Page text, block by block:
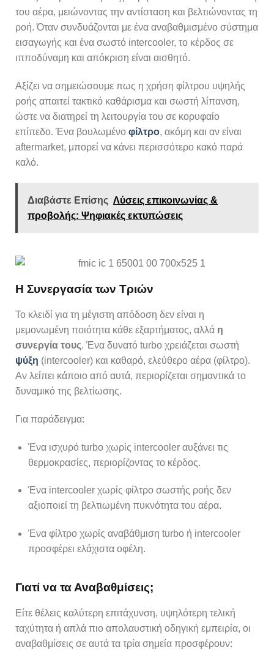
του αέρα, μειώνοντας την αντίσταση και βελτιώνοντας τη
ροή. Όταν συνδυάζονται με ένα αναβαθμισμένο σύστημα
εισαγωγής και ένα σωστό intercooler, το κέρδος σε
ιπποδύναμη και απόκριση είναι αισθητό.
Αξίζει να σημειώσουμε πως η χρήση φίλτρου υψηλής
ροής απαιτεί τακτικό καθάρισμα και σωστή λίπανση,
ώστε να διατηρεί τη λειτουργία του σε κορυφαίο
επίπεδο. Ένα βουλωμένο φίλτρο, ακόμη και αν είναι
aftermarket, μπορεί να κάνει περισσότερο κακό παρά
καλό.
Διαβάστε Επίσης Λύσεις επικοινωνίας &
προβολής: Ψηφιακές εκτυπώσεις
Η Συνεργασία των Τριών
Το κλειδί για τη μέγιστη απόδοση δεν είναι η
μεμονωμένη ποιότητα κάθε εξαρτήματος, αλλά η
συνεργία τους. Ένα δυνατό turbo χρειάζεται σωστή
ψύξη (intercooler) και καθαρό, ελεύθερο αέρα (φίλτρο).
Αν λείπει κάποιο από αυτά, περιορίζεται σημαντικά το
δυναμικό της βελτίωσης.
Για παράδειγμα:
Ένα ισχυρό turbo χωρίς intercooler αυξάνει τις
θερμοκρασίες, περιορίζοντας το κέρδος.
Ένα intercooler χωρίς φίλτρο σωστής ροής δεν
αξιοποιεί τη βελτιωμένη πυκνότητα του αέρα.
Ένα φίλτρο χωρίς αναβάθμιση turbo ή intercooler
προσφέρει ελάχιστα οφέλη.
Γιατί να τα Αναβαθμίσεις;
Είτε θέλεις καλύτερη επιτάχυνση, υψηλότερη τελική
ταχύτητα ή απλά πιο απολαυστική οδηγική εμπειρία, οι
αναβαθμίσεις σε αυτά τα τρία σημεία προσφέρουν: